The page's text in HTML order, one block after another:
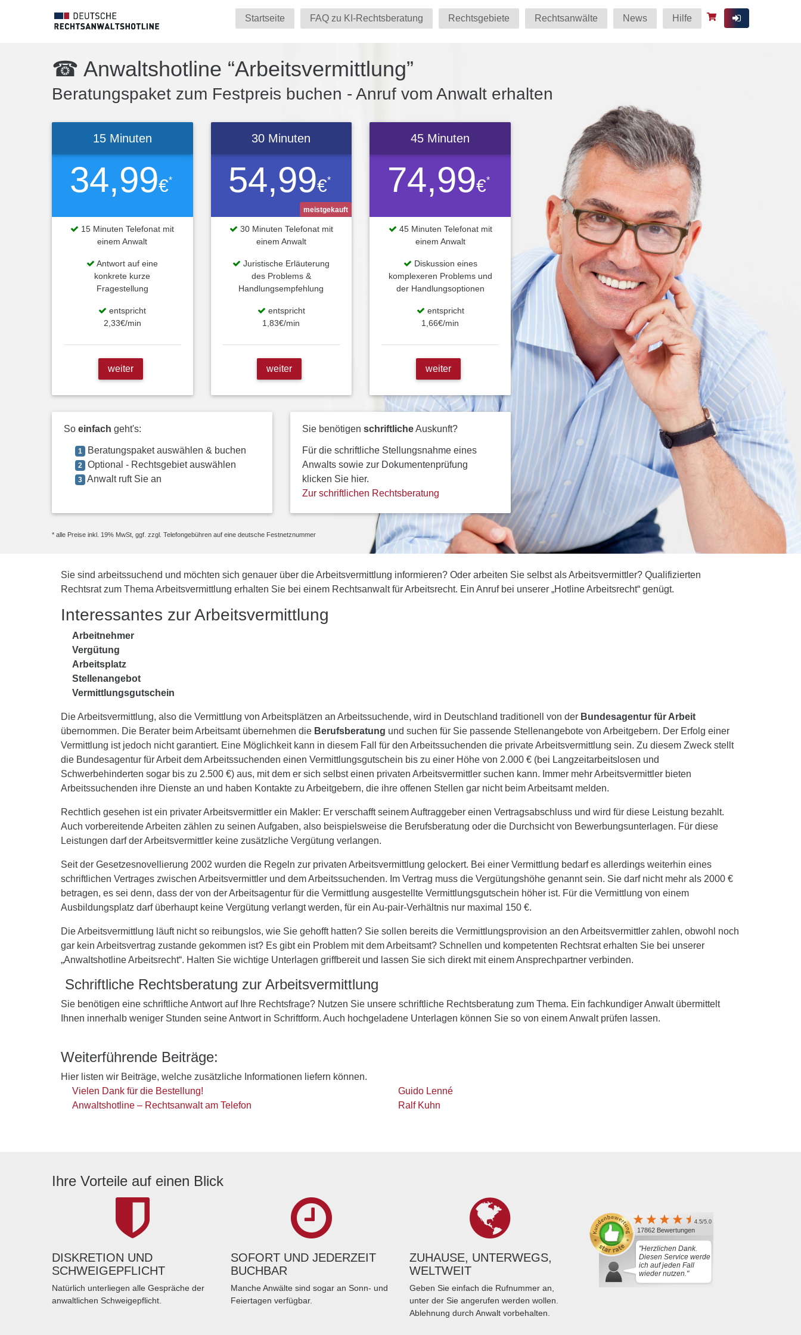
Startseite FAQ zu KI-Rechtsberatung Rechtsgebiete Rechtsanwälte News Hilfe
☎ Anwaltshotline “Arbeitsvermittlung”
Beratungspaket zum Festpreis buchen - Anruf vom Anwalt erhalten
34,99€*
15 Minuten
15 Minuten Telefonat mit
einem Anwalt
Antwort auf eine
konkrete kurze
Fragestellung
entspricht
2,33€/min
weiter
54,99€*
30 Minuten
meistgekauft
30 Minuten Telefonat mit
einem Anwalt
Juristische Erläuterung
des Problems &
Handlungsempfehlung
entspricht
1,83€/min
weiter
74,99€*
45 Minuten
45 Minuten Telefonat mit
einem Anwalt
Diskussion eines
komplexeren Problems und
der Handlungsoptionen
entspricht
1,66€/min
weiter
So einfach geht's:
1 Beratungspaket auswählen & buchen
2 Optional - Rechtsgebiet auswählen
3 Anwalt ruft Sie an
Sie benötigen schriftlicheAuskunft?
Für die schriftliche Stellungsnahme eines
Anwalts sowie zur Dokumentenprüfung
klicken Sie hier.
Zur schriftlichen Rechtsberatung
* alle Preise inkl. 19% MwSt, ggf. zzgl. Telefongebühren auf eine deutsche Festnetznummer
Sie sind arbeitssuchend und möchten sich genauer über die Arbeitsvermittlung informieren? Oder arbeiten Sie selbst als Arbeitsvermittler? Qualifizierten
Rechtsrat zum Thema Arbeitsvermittlung erhalten Sie bei einem Rechtsanwalt für Arbeitsrecht. Ein Anruf bei unserer „Hotline Arbeitsrecht“ genügt.
Interessantes zur Arbeitsvermittlung
Arbeitnehmer
Vergütung
Arbeitsplatz
Stellenangebot
Vermittlungsgutschein
Die Arbeitsvermittlung, also die Vermittlung von Arbeitsplätzen an Arbeitssuchende, wird in Deutschland traditionell von der Bundesagentur für Arbeit
übernommen. Die Berater beim Arbeitsamt übernehmen die Berufsberatung und suchen für Sie passende Stellenangebote von Arbeitgebern. Der Erfolg einer
Vermittlung ist jedoch nicht garantiert. Eine Möglichkeit kann in diesem Fall für den Arbeitssuchenden die private Arbeitsvermittlung sein. Zu diesem Zweck stellt
die Bundesagentur für Arbeit dem Arbeitssuchenden einen Vermittlungsgutschein bis zu einer Höhe von 2.000 € (bei Langzeitarbeitslosen und
Schwerbehinderten sogar bis zu 2.500 €) aus, mit dem er sich selbst einen privaten Arbeitsvermittler suchen kann. Immer mehr Arbeitsvermittler bieten
Arbeitssuchenden ihre Dienste an und haben Kontakte zu Arbeitgebern, die ihre offenen Stellen gar nicht beim Arbeitsamt melden.
Rechtlich gesehen ist ein privater Arbeitsvermittler ein Makler: Er verschafft seinem Auftraggeber einen Vertragsabschluss und wird für diese Leistung bezahlt.
Auch vorbereitende Arbeiten zählen zu seinen Aufgaben, also beispielsweise die Berufsberatung oder die Durchsicht von Bewerbungsunterlagen. Für diese
Leistungen darf der Arbeitsvermittler keine zusätzliche Vergütung verlangen.
Seit der Gesetzesnovellierung 2002 wurden die Regeln zur privaten Arbeitsvermittlung gelockert. Bei einer Vermittlung bedarf es allerdings weiterhin eines
schriftlichen Vertrages zwischen Arbeitsvermittler und dem Arbeitssuchenden. Im Vertrag muss die Vergütungshöhe genannt sein. Sie darf nicht mehr als 2000 €
betragen, es sei denn, dass der von der Arbeitsagentur für die Vermittlung ausgestellte Vermittlungsgutschein höher ist. Für die Vermittlung von einem
Ausbildungsplatz darf überhaupt keine Vergütung verlangt werden, für ein Au-pair-Verhältnis nur maximal 150 €.
Die Arbeitsvermittlung läuft nicht so reibungslos, wie Sie gehofft hatten? Sie sollen bereits die Vermittlungsprovision an den Arbeitsvermittler zahlen, obwohl noch
gar kein Arbeitsvertrag zustande gekommen ist? Es gibt ein Problem mit dem Arbeitsamt? Schnellen und kompetenten Rechtsrat erhalten Sie bei unserer
„Anwaltshotline Arbeitsrecht“. Halten Sie wichtige Unterlagen griffbereit und lassen Sie sich direkt mit einem Ansprechpartner verbinden.
Schriftliche Rechtsberatung zur Arbeitsvermittlung
Sie benötigen eine schriftliche Antwort auf Ihre Rechtsfrage? Nutzen Sie unsere schriftliche Rechtsberatung zum Thema. Ein fachkundiger Anwalt übermittelt
Ihnen innerhalb weniger Stunden seine Antwort in Schriftform. Auch hochgeladene Unterlagen können Sie so von einem Anwalt prüfen lassen.
Weiterführende Beiträge:
Hier listen wir Beiträge, welche zusätzliche Informationen liefern können.
Vielen Dank für die Bestellung!
Anwaltshotline – Rechtsanwalt am Telefon
Guido Lenné
Ralf Kuhn
Ihre Vorteile auf einen Blick
DISKRETION UND
SCHWEIGEPFLICHT
Natürlich unterliegen alle Gespräche der
anwaltlichen Schweigepflicht.
SOFORT UND JEDERZEIT
BUCHBAR
Manche Anwälte sind sogar an Sonn- und
Feiertagen verfügbar.
ZUHAUSE, UNTERWEGS,
WELTWEIT
Geben Sie einfach die Rufnummer an,
unter der Sie angerufen werden wollen.
Ablehnung durch Anwalt vorbehalten.
4.5/5.0
17862 Bewertungen
"Herzlichen Dank.
Diesen Service werde
ich auf jeden Fall
wieder nutzen."